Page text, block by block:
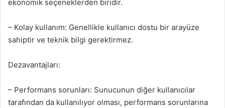
ekonomik seçeneklerden biridir.
– Kolay kullanım: Genellikle kullanıcı dostu bir arayüze
sahiptir ve teknik bilgi gerektirmez.
Dezavantajları:
– Performans sorunları: Sunucunun diğer kullanıcılar
tarafından da kullanılıyor olması, performans sorunlarına